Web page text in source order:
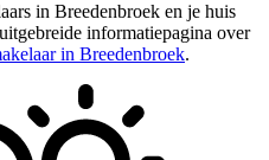
in Breedenbroek en je huis
informatiepagina over
in Breedenbroek.